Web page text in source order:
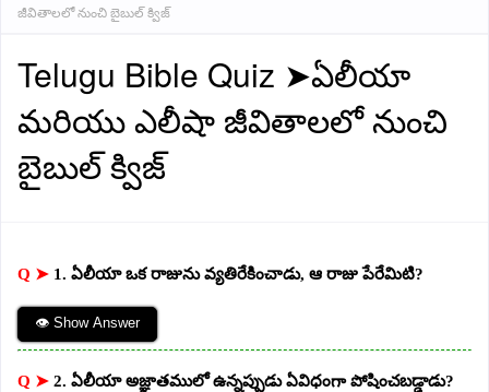
జీవితాలలో నుంచి బైబుల్ క్విజ్
Telugu Bible Quiz ➤ఏలీయా
మరియు ఎలీషా జీవితాలలో నుంచి
బైబుల్ క్విజ్
Q ➤ 1. ఏలీయా ఒక రాజును వ్యతిరేకించాడు, ఆ రాజు పేరేమిటి?
👁 Show Answer
Q ➤ 2. ఏలీయా అజ్ఞాతములో ఉన్నప్పుడు ఏవిధంగా పోషించబడ్డాడు?